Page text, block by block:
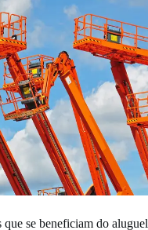
se beneficiam do aluguel